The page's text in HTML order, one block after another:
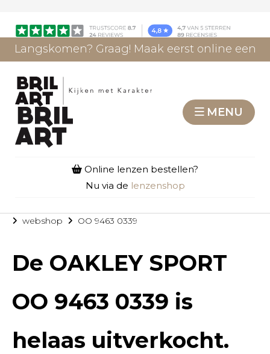
Langskomen? Graag! Maak eerst online een
MENU
Online lenzen bestellen?
Nu via de lenzenshop
webshop OO 9463 0339
De OAKLEY SPORT
OO 9463 0339 is
helaas uitverkocht.